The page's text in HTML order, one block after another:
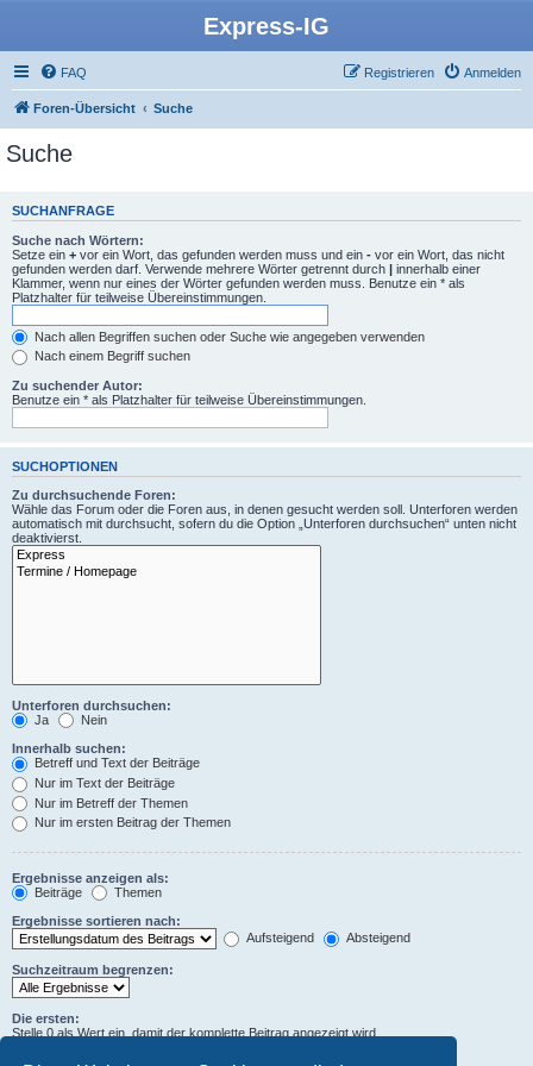
Express-IG
FAQ Anmelden
Registrieren
Foren-Übersicht Suche
Suche
SUCHANFRAGE
Suche nach Wörtern:
Setze ein + vor ein Wort, das gefunden werden muss und ein - vor ein Wort, das nicht
gefunden werden darf. Verwende mehrere Wörter getrennt durch | innerhalb einer
Klammer, wenn nur eines der Wörter gefunden werden muss. Benutze ein * als
Platzhalter für teilweise Übereinstimmungen.
Nach allen Begriffen suchen oder Suche wie angegeben verwenden
Nach einem Begriff suchen
Zu suchender Autor:
Benutze ein * als Platzhalter für teilweise Übereinstimmungen.
SUCHOPTIONEN
Zu durchsuchende Foren:
Wähle das Forum oder die Foren aus, in denen gesucht werden soll. Unterforen werden
automatisch mit durchsucht, sofern du die Option „Unterforen durchsuchen“ unten nicht
deaktivierst.
Unterforen durchsuchen:
Ja
Nein
Innerhalb suchen:
Betreff und Text der Beiträge
Nur im Text der Beiträge
Nur im Betreff der Themen
Nur im ersten Beitrag der Themen
Ergebnisse anzeigen als:
Beiträge
Themen
Ergebnisse sortieren nach:
Aufsteigend
Absteigend
Suchzeitraum begrenzen:
Die ersten:
Stelle 0 als Wert ein, damit der komplette Beitrag angezeigt wird.